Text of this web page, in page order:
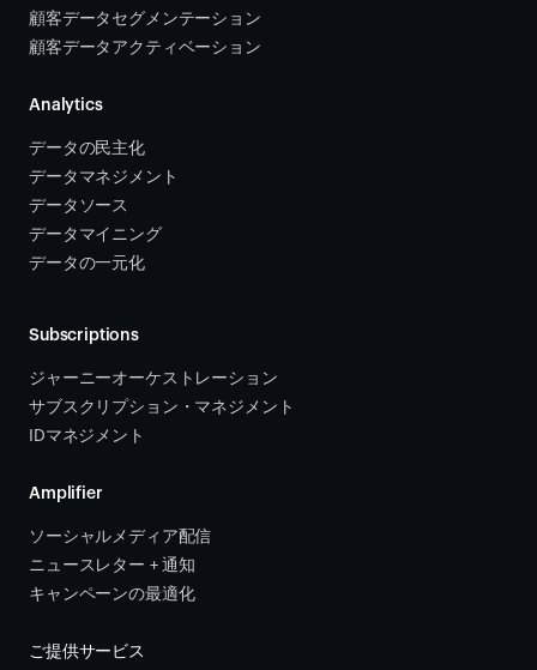
顧客データセグメンテーション
顧客データアクティベーション
Analytics
データの民主化
データマネジメント
データソース
データマイニング
データの一元化
Subscriptions
ジャーニーオーケストレーション
サブスクリプション・マネジメント
IDマネジメント
Amplifier
ソーシャルメディア配信
ニュースレター + 通知
キャンペーンの最適化
ご提供サービス